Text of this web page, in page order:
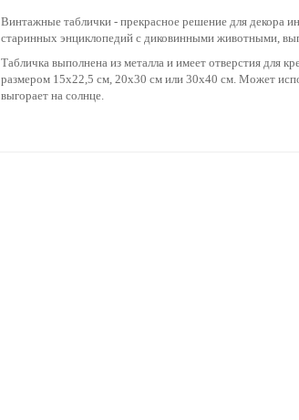
Винтажные таблички - прекрасное решение для декора
старинных энциклопедий с диковинными животными,
Табличка выполнена из металла и имеет отверстия для
размером 15х22,5 см, 20х30 см или 30х40 см. Может
выгорает на солнце.